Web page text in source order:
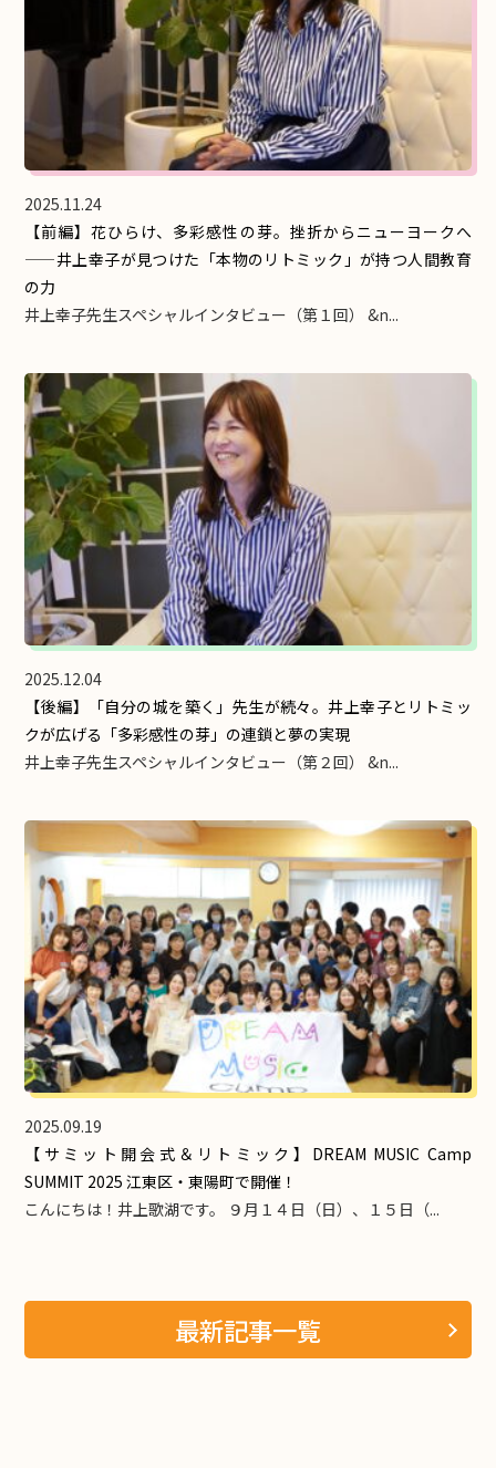
2025.11.24
【前編】花ひらけ、多彩感性の芽。挫折からニューヨークへ
——井上幸子が見つけた「本物のリトミック」が持つ人間教育
の力
井上幸子先生スペシャルインタビュー（第１回） &n...
2025.12.04
【後編】「自分の城を築く」先生が続々。井上幸子とリトミッ
クが広げる「多彩感性の芽」の連鎖と夢の実現
井上幸子先生スペシャルインタビュー（第２回） &n...
2025.09.19
【サミット開会式＆リトミック】DREAM MUSIC Camp
SUMMIT 2025 江東区・東陽町で開催！
こんにちは！井上歌湖です。 ９月１４日（日）、１５日（...
最新記事一覧